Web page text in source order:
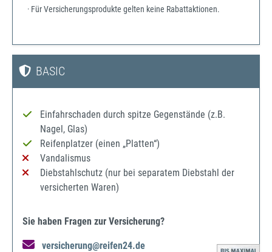
· Für Versicherungsprodukte gelten keine Rabattaktionen.
BASIC
Einfahrschaden durch spitze Gegenstände (z.B.
Nagel, Glas)
Reifenplatzer (einen „Platten“)
Vandalismus
Diebstahlschutz (nur bei separatem Diebstahl der
versicherten Waren)
Sie haben Fragen zur Versicherung?
versicherung@reifen24.de